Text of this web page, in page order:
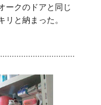
ークのドアと同じ
と納まった。